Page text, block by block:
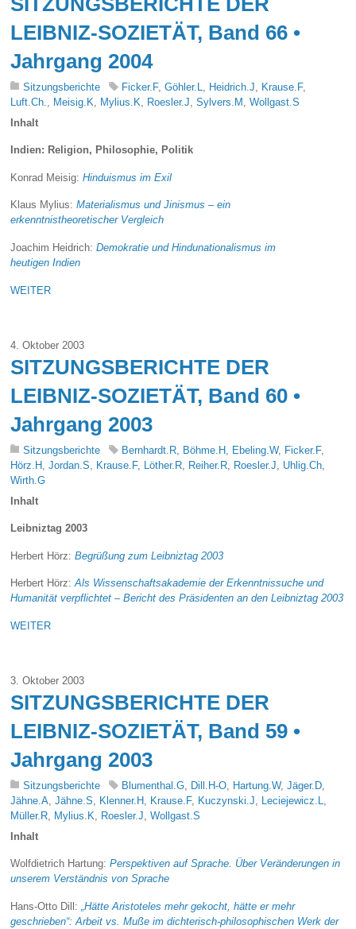
LEIBNIZ-SOZIETÄT, Band 66 •
Jahrgang 2004
Sitzungsberichte Ficker.F,Göhler.L Heidrich.J Krause.F,
Luft.Ch.
Meisig.K Mylius.K Roesler.J ,Sylvers.M ,Wollgast.S
Inhalt
Indien: Religion, Philosophie, Politik
Konrad Meisig:Hinduismus im Exil
Klaus Mylius:Materialismus und Jinismus – ein
erkenntnistheoretischer Vergleich
Joachim Heidrich:Demokratie und Hindunationalismus im
heutigen Indien
WEITER
4. Oktober 2003
SITZUNGSBERICHTE DER
LEIBNIZ-SOZIETÄT, Band 60 •
Jahrgang 2003
Sitzungsberichte Bernhardt.R Böhme.H Ebeling.W, Ficker.F,
Hörz.H ,Jordan.S Krause.F, Löther.R Reiher.R Roesler.J Uhlig.Ch
Wirth.G
Inhalt
Leibniztag 2003
Herbert Hörz:Begrüßung zum Leibniztag 2003
Herbert Hörz:Als Wissenschaftsakademie der Erkenntnissuche und
Humanität verpflichtet – Bericht des Präsidenten an den Leibniztag 2003
WEITER
3. Oktober 2003
SITZUNGSBERICHTE DER
LEIBNIZ-SOZIETÄT, Band 59 •
Jahrgang 2003
Sitzungsberichte Blumenthal.G Dill.H-O Hartung.W,Jäger .D
Jähne.A ,Jähne.S Klenner.H Krause.F, Kuczynski.J Leciejewicz.L
Müller.R Mylius.K Roesler.J ,Wollgast.S
Inhalt
Wolfdietrich Hartung:Perspektiven auf Sprache. Über Veränderungen in
unserem Verständnis von Sprache
Hans-Otto Dill: „Hätte Aristoteles mehr gekocht, hätte er mehr
geschrieben“: Arbeit vs. Muße im dichterisch-philosophischen Werk der